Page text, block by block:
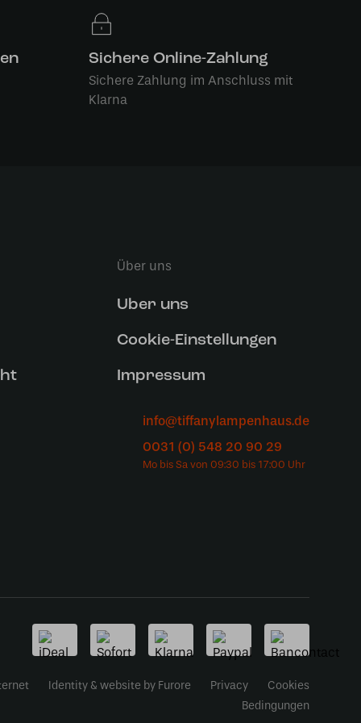
Sichere Online-Zahlung
Sichere Zahlung im Anschluss mit
Klarna
Über uns
Uber uns
Cookie-Einstellungen
Impressum
info@tiffanylampenhaus.de
0031 (0) 548 20 90 29
Identity & website by Furore Privacy
Cookies
Bedingungen